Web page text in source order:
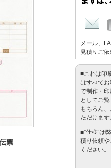
票
メール、
見積りご依
■これは印
はすべて
で制作・
としてご覧
もちろん
ただけます
■”仕様”は
積り依頼や
ください。